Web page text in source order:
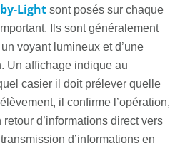
Lightsont posés sur chaque
Ils sont généralement
voyant lumineux et d’une
Un affichage indique au
casier il doit prélever quelle
il confirme l’opération,
d’informations direct vers
d’informations en